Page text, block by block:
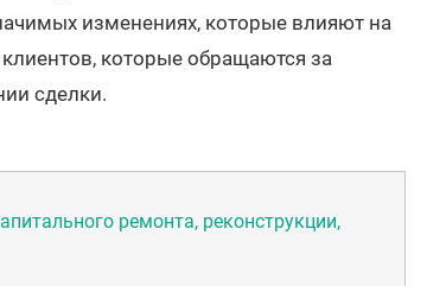
изменениях, которые влияют на
которые обращаются за
сделки.
ремонта, реконструкции,